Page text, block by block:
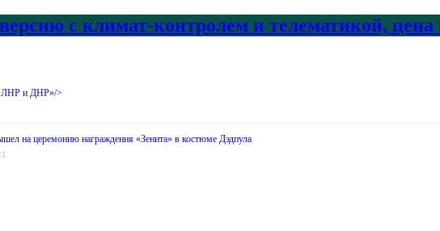
с климат-контролем и телематикой, цена
ЛНР и ДНР»/>
на церемонию награждения «Зенита» в костюме Дэдпула